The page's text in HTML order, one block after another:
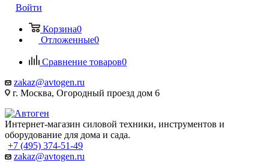
Войти
Корзина0
Отложенные0
Сравнение товаров0
zakaz@avtogen.ru
г. Москва, Огородный проезд дом 6
Интернет-магазин силовой техники, инструментов и
оборудование для дома и сада.
+7 (495) 374-51-49
zakaz@avtogen.ru